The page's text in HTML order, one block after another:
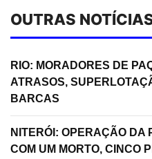
OUTRAS
RIO: MORADORES DE
ATRASOS,
BARCAS
NITERÓI: OPERAÇÃO DA
COM UM MORTO, CINCO